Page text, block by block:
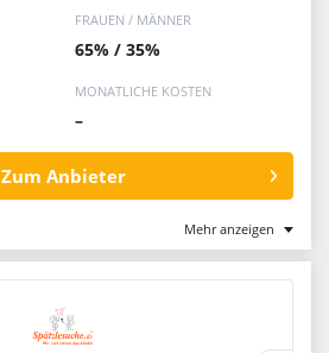
FRAUEN / MÄNNER
65% / 35%
MONATLICHE KOSTEN
–
Zum Anbieter
Mehr anzeigen